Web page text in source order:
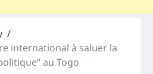
international à saluer la
au Togo